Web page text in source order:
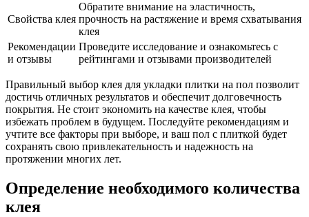
Свойства клея
Обратите внимание на эластичность,
прочность на растяжение и время схватывания
клея
Рекомендации
и отзывы
Проведите исследование и ознакомьтесь с
рейтингами и отзывами производителей
Правильный выбор клея для укладки плитки на пол позволит
достичь отличных результатов и обеспечит долговечность
покрытия. Не стоит экономить на качестве клея, чтобы
избежать проблем в будущем. Последуйте рекомендациям и
учтите все факторы при выборе, и ваш пол с плиткой будет
сохранять свою привлекательность и надежность на
протяжении многих лет.
Определение необходимого количества
клея